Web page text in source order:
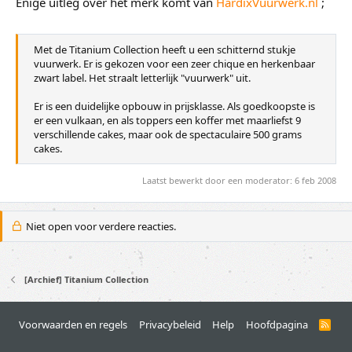
Met de Titanium Collection heeft u een schitternd stukje
vuurwerk. Er is gekozen voor een zeer chique en herkenbaar
zwart label. Het straalt letterlijk "vuurwerk" uit.
Er is een duidelijke opbouw in prijsklasse. Als goedkoopste is
er een vulkaan, en als toppers een koffer met maarliefst 9
verschillende cakes, maar ook de spectaculaire 500 grams
cakes.
Laatst bewerkt door een moderator: 6 feb 2008
Niet open voor verdere reacties.
[Archief] Titanium Collection
Voorwaarden en regels Privacybeleid Help Hoofdpagina
R